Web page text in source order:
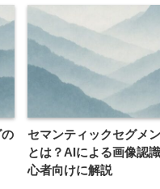
セマンティックセグメ
とは？AIによる画像認
心者向けに解説